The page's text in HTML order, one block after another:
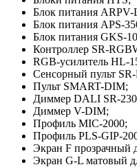
Блок питания ARPV-
Блок питания APS-
Блок питания GKS-
Контроллер SR-
RGB-усилитель HL-
Сенсорный пульт
Пульт SMART-DIM;
Диммер DALI SR-
Диммер V-DIM;
Профиль MIC-2000;
Профиль PLS-GIP-
Экран F прозрачный
Экран G-L матовый